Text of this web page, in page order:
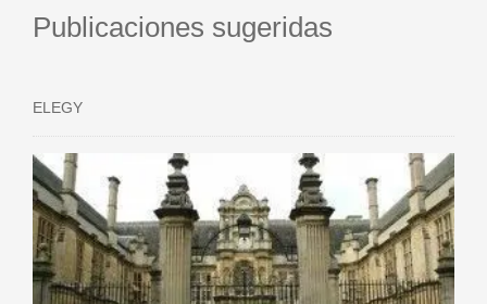
Publicaciones sugeridas
ELEGY